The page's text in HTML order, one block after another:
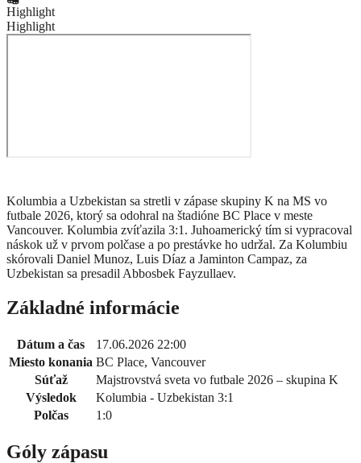
Highlight
Highlight
Kolumbia a Uzbekistan sa stretli v zápase skupiny K na MS vo
futbale 2026, ktorý sa odohral na štadióne BC Place v meste
Vancouver. Kolumbia zvíťazila 3:1. Juhoamerický tím si vypracoval
náskok už v prvom polčase a po prestávke ho udržal. Za Kolumbiu
skórovali Daniel Munoz, Luis Díaz a Jaminton Campaz, za
Uzbekistan sa presadil Abbosbek Fayzullaev.
Základné informácie
Dátum a čas
17.06.2026 22:00
Miesto konania BC Place, Vancouver
Súťaž
Majstrovstvá sveta vo futbale 2026 – skupina K
Výsledok
Kolumbia - Uzbekistan 3:1
Polčas
1:0
Góly zápasu